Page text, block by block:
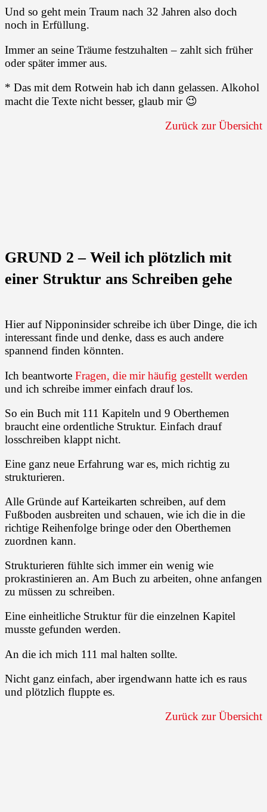
Und so geht mein Traum nach 32 Jahren also doch
noch in Erfüllung.
Immer an seine Träume festzuhalten – zahlt sich früher
oder später immer aus.
* Das mit dem Rotwein hab ich dann gelassen. Alkohol
macht die Texte nicht besser, glaub mir 😉
Zurück zur Übersicht
GRUND 2 – Weil ich plötzlich mit
einer Struktur ans Schreiben gehe
Hier auf Nipponinsider schreibe ich über Dinge, die ich
interessant finde und denke, dass es auch andere
spannend finden könnten.
Ich beantworte Fragen, die mir häufig gestellt werden
und ich schreibe immer einfach drauf los.
So ein Buch mit 111 Kapiteln und 9 Oberthemen
braucht eine ordentliche Struktur. Einfach drauf
losschreiben klappt nicht.
Eine ganz neue Erfahrung war es, mich richtig zu
strukturieren.
Alle Gründe auf Karteikarten schreiben, auf dem
Fußboden ausbreiten und schauen, wie ich die in die
richtige Reihenfolge bringe oder den Oberthemen
zuordnen kann.
Strukturieren fühlte sich immer ein wenig wie
prokrastinieren an. Am Buch zu arbeiten, ohne anfangen
zu müssen zu schreiben.
Eine einheitliche Struktur für die einzelnen Kapitel
musste gefunden werden.
An die ich mich 111 mal halten sollte.
Nicht ganz einfach, aber irgendwann hatte ich es raus
und plötzlich fluppte es.
Zurück zur Übersicht